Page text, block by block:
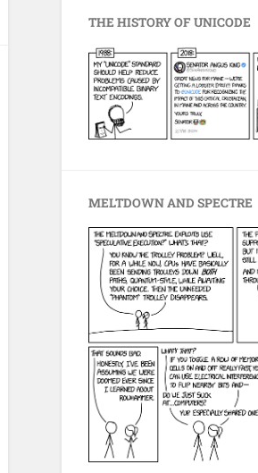
THE HISTORY OF UNICODE
MELTDOWN AND SPECTRE